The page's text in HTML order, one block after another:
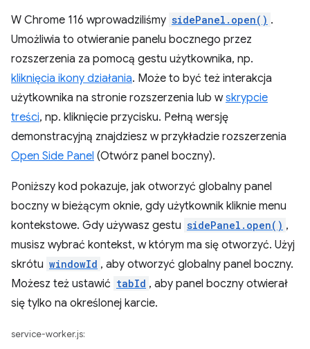
W Chrome 116 wprowadziliśmy sidePanel.open() .
Umożliwia to otwieranie panelu bocznego przez
rozszerzenia za pomocą gestu użytkownika, np.
kliknięcia ikony działania. Może to być też interakcja
użytkownika na stronie rozszerzenia lub wskrypcie
treści, np. kliknięcie przycisku. Pełną wersję
demonstracyjną znajdziesz w przykładzie rozszerzenia
Open Side Panel (Otwórz panel boczny).
Poniższy kod pokazuje, jak otworzyć globalny panel
boczny w bieżącym oknie, gdy użytkownik kliknie menu
kontekstowe. Gdy używasz gestu sidePanel.open() ,
musisz wybrać kontekst, w którym ma się otworzyć. Użyj
skrótu windowId , aby otworzyć globalny panel boczny.
Możesz też ustawić tabId , aby panel boczny otwierał
się tylko na określonej karcie.
service-worker.js: